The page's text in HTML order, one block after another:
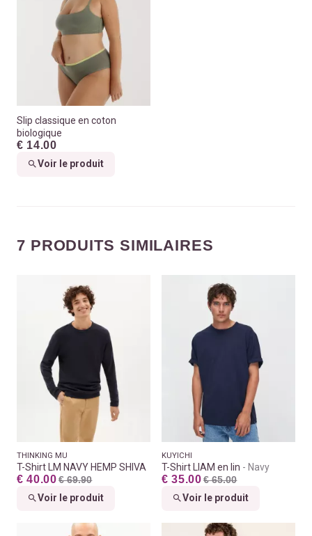
Slip classique en coton
biologique
€ 14.00
Voir le produit
7 PRODUITS SIMILAIRES
THINKING MU
T-Shirt LM NAVY HEMP SHIVA
€ 40.00 € 69.90
Voir le produit
KUYICHI
T-Shirt LIAM en lin Navy
€ 35.00 € 65.00
Voir le produit